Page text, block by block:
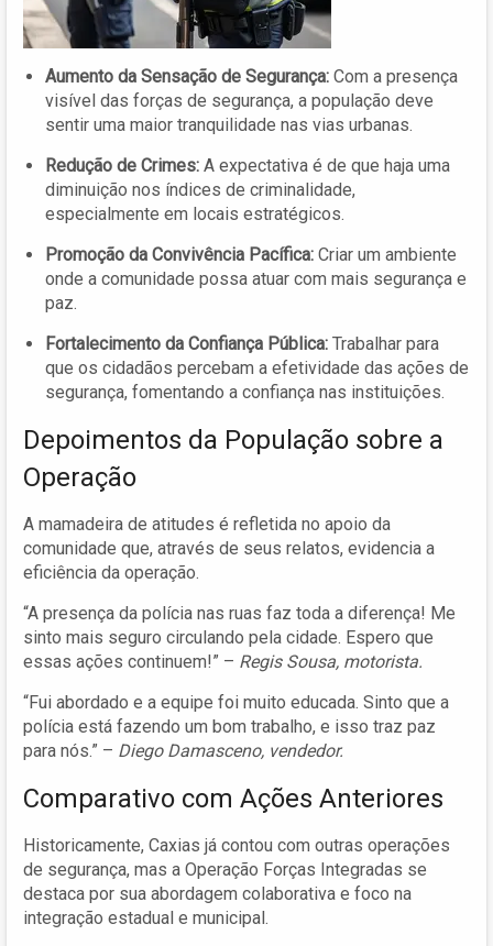
Aumento da Sensação de Segurança: Com a presença
visível das forças de segurança, a população deve
sentir uma maior tranquilidade nas vias urbanas.
Redução de Crimes: A expectativa é de que haja uma
diminuição nos índices de criminalidade,
especialmente em locais estratégicos.
Promoção da Convivência Pacífica: Criar um ambiente
onde a comunidade possa atuar com mais segurança e
paz.
Fortalecimento da Confiança Pública: Trabalhar para
que os cidadãos percebam a efetividade das ações de
segurança, fomentando a confiança nas instituições.
Depoimentos da População sobre a
Operação
A mamadeira de atitudes é refletida no apoio da
comunidade que, através de seus relatos, evidencia a
eficiência da operação.
“A presença da polícia nas ruas faz toda a diferença! Me
sinto mais seguro circulando pela cidade. Espero que
essas ações continuem!” – Regis Sousa, motorista.
“Fui abordado e a equipe foi muito educada. Sinto que a
polícia está fazendo um bom trabalho, e isso traz paz
para nós.” – Diego Damasceno, vendedor.
Comparativo com Ações Anteriores
Historicamente, Caxias já contou com outras operações
de segurança, mas a Operação Forças Integradas se
destaca por sua abordagem colaborativa e foco na
integração estadual e municipal.